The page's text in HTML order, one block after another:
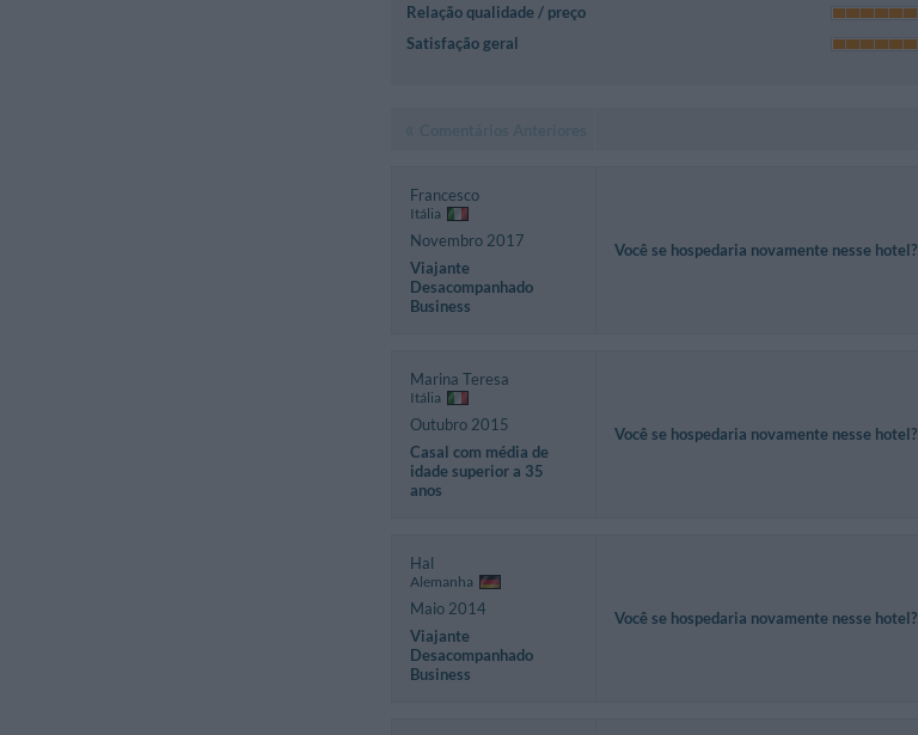
Relação qualidade / preço
Satisfação geral
Francesco
Itália
Novembro 2017
Viajante
Desacompanhado
Business
Você se hospedaria novamente nesse hotel?
Marina Teresa
Itália
Outubro 2015
Casal com média de
idade superior a 35
anos
Você se hospedaria novamente nesse hotel?
Hal
Alemanha
Maio 2014
Viajante
Desacompanhado
Business
Você se hospedaria novamente nesse hotel?